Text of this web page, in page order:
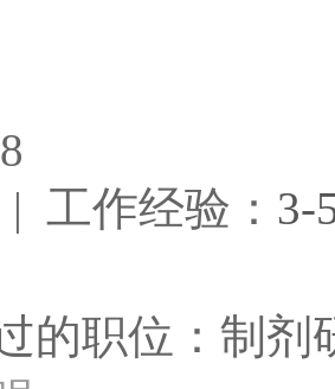
| 工作经验： 3-
的职位：制剂